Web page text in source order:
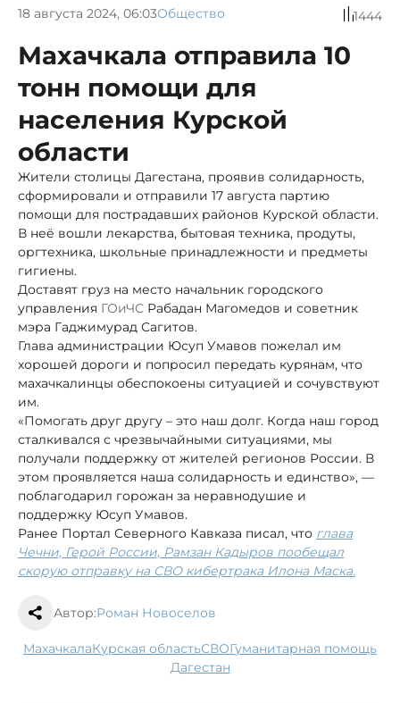
18 августа 2024, 06:03Общество 1444
Махачкала отправила 10
тонн помощи для
населения Курской
области
Жители столицы Дагестана, проявив солидарность,
сформировали и отправили 17 августа партию
помощи для пострадавших районов Курской области.
В неё вошли лекарства, бытовая техника, продуты,
оргтехника, школьные принадлежности и предметы
гигиены.
Доставят груз на место начальник городского
управления ГОиЧС Рабадан Магомедов и советник
мэра Гаджимурад Сагитов.
Глава администрации Юсуп Умавов пожелал им
хорошей дороги и попросил передать курянам, что
махачкалинцы обеспокоены ситуацией и сочувствуют
им.
«Помогать друг другу – это наш долг. Когда наш город
сталкивался с чрезвычайными ситуациями, мы
получали поддержку от жителей регионов России. В
этом проявляется наша солидарность и единство», —
поблагодарил горожан за неравнодушие и
поддержку Юсуп Умавов.
Ранее Портал Северного Кавказа писал, что глава
Чечни, Герой России, Рамзан Кадыров пообещал
скорую отправку на СВО кибертрака Илона Маска.
Автор:Роман Новоселов
Махачкала Курская область СВО гуманитарная помощь
Дагестан